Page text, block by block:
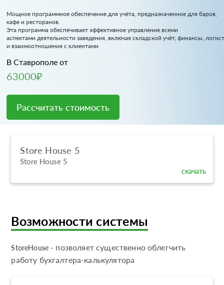
Мощное программное обеспечение для учёта, предназначенное для баров,
кафе и ресторанов.
Эта программа обеспечивает эффективное управление всеми
аспектами деятельности заведения, включая складской учёт, финансы,
и взаимоотношения с клиентами
В Ставрополе от
63000₽
Рассчитать стоимость
Store House 5
Store House 5
скачать
Возможности системы
StoreHouse - позволяет существенно облегчить
работу бухгалтера-калькулятора